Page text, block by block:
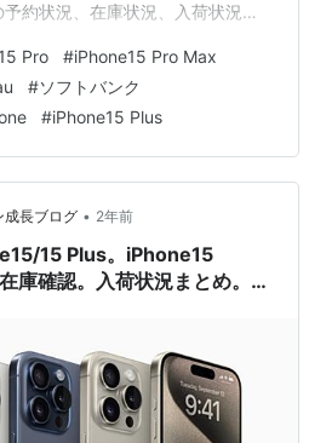
約状況、在庫状況、入荷状況を
があります。 iPhone15 Pro/15
うになりました。 d ドコモオン
ンラインショップ= ソフトバンク
楽天モバイル A…
Pro #iPhone15 Pro Max
#ソフトバンク
#iPhone15 Plus
成長ブログ • 2年前
15 Plus。iPhone15
庫確認。入荷状況まとめ。ド